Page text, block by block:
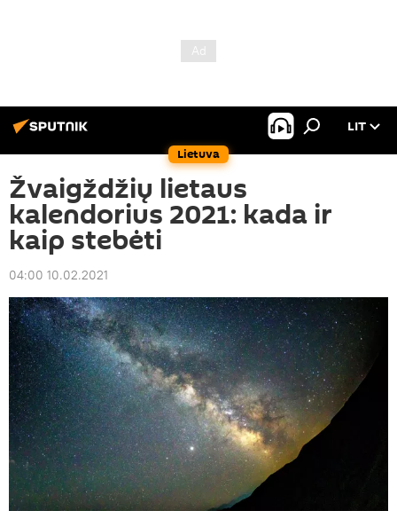
Lietuva
LIT
Žvaigždžių lietaus
kalendorius 2021: kada ir
kaip stebėti
04:00 10.02.2021